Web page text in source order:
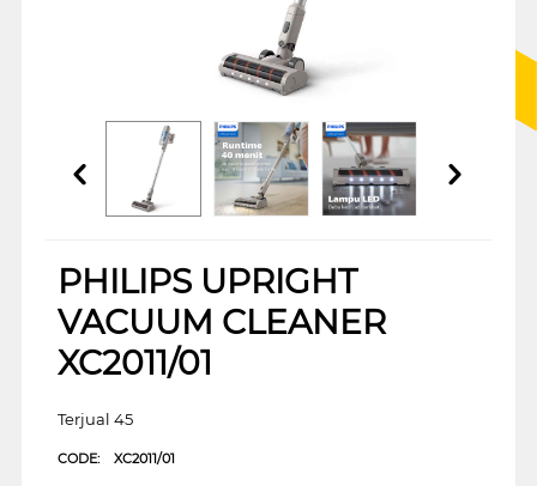
PHILIPS UPRIGHT
VACUUM CLEANER
XC2011/01
Terjual 45
CODE: XC2011/01